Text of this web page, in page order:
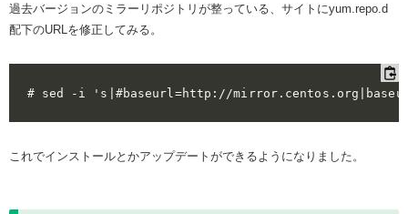
過去バージョンのミラーリポジトリが整っている、サイトにyum.repo.d
配下のURLを修正してみる。
これでインストールとかアップデートができるようになりました。